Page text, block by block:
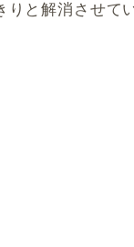
りと解消させて